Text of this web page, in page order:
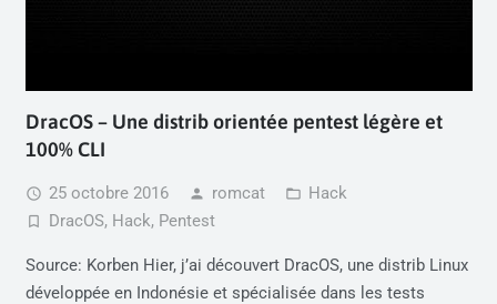
DracOS – Une distrib orientée pentest légère et
100% CLI
access_time 25 octobre 2016 person romcat folder_open Hack
turned_in_not DracOS, Hack, Pentest
Source: Korben Hier, j’ai découvert DracOS, une distrib Linux
développée en Indonésie et spécialisée dans les tests